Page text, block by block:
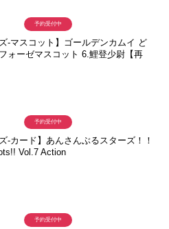
ズ-マスコット】ゴールデンカムイ ど
ォーゼマスコット 6.鯉登少尉【再
予約受付中
ズ-カード】あんさんぶるスターズ！！
Vol.7 Action
予約受付中
予約受付中